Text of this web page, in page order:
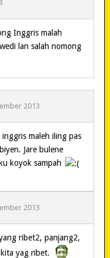
Inggris malah
lan salah nomong
2013
maleh iling pas
Jare bulene
koyok sampah
2013
ribet2, panjang2,
yag ribet.